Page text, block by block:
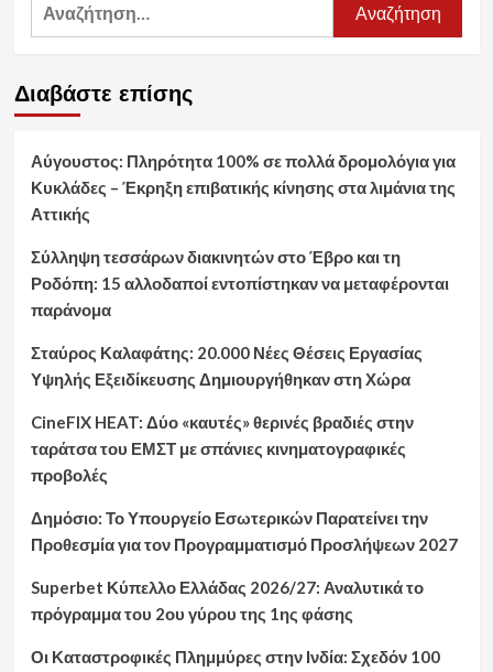
Διαβάστε επίσης
Αύγουστος: Πληρότητα 100% σε πολλά δρομολόγια για
Κυκλάδες – Έκρηξη επιβατικής κίνησης στα λιμάνια της
Αττικής
Σύλληψη τεσσάρων διακινητών στο Έβρο και τη
Ροδόπη: 15 αλλοδαποί εντοπίστηκαν να μεταφέρονται
παράνομα
Σταύρος Καλαφάτης: 20.000 Νέες Θέσεις Εργασίας
Υψηλής Εξειδίκευσης Δημιουργήθηκαν στη Χώρα
CineFIX HEAT: Δύο «καυτές» θερινές βραδιές στην
ταράτσα του ΕΜΣΤ με σπάνιες κινηματογραφικές
προβολές
Δημόσιο: Το Υπουργείο Εσωτερικών Παρατείνει την
Προθεσμία για τον Προγραμματισμό Προσλήψεων 2027
Superbet Κύπελλο Ελλάδας 2026/27: Αναλυτικά το
πρόγραμμα του 2ου γύρου της 1ης φάσης
Οι Καταστροφικές Πλημμύρες στην Ινδία: Σχεδόν 100